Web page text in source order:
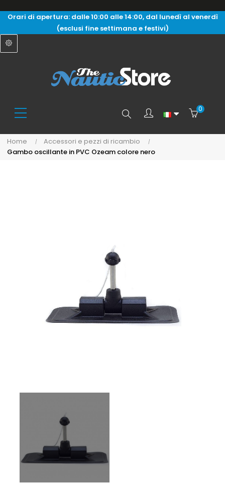
Orari di apertura: dalle 10:00 alle 14:00, dal lunedì al venerdì
(esclusi fine settimana e festivi)
Search
here...
0
Home
Accessori e pezzi di ricambio
Gambo oscillante in PVC Ozeam colore nero